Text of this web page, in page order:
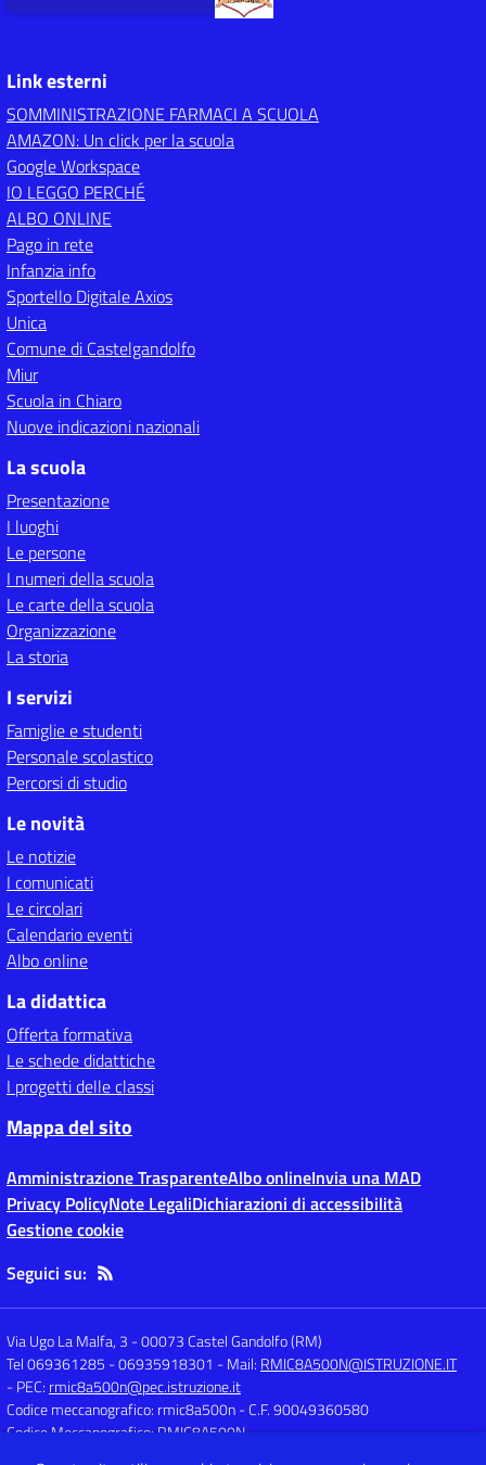
Link esterni
SOMMINISTRAZIONE FARMACI A SCUOLA
AMAZON: Un click per la scuola
Google Workspace
IO LEGGO PERCHÉ
ALBO ONLINE
Pago in rete
Infanzia info
Sportello Digitale Axios
Unica
Comune di Castelgandolfo
Miur
Scuola in Chiaro
Nuove indicazioni nazionali
La scuola
Presentazione
I luoghi
Le persone
I numeri della scuola
Le carte della scuola
Organizzazione
La storia
I servizi
Famiglie e studenti
Personale scolastico
Percorsi di studio
Le novità
Le notizie
I comunicati
Le circolari
Calendario eventi
Albo online
La didattica
Offerta formativa
Le schede didattiche
I progetti delle classi
Mappa del sito
Amministrazione TrasparenteAlbo onlineInvia una MAD
Privacy PolicyNote LegaliDichiarazioni di accessibilità
Gestione cookie
Seguici su:
Via Ugo La Malfa, 3 -00073 Castel Gandolfo (RM)
Tel 069361285 - 06935918301 - Mail: RMIC8A500N@ISTRUZIONE.IT
- PEC: rmic8a500n@pec.istruzione.it
Codice meccanografico: rmic8a500n- C.F. 90049360580
Codice Meccanografico: RMIC8A500N